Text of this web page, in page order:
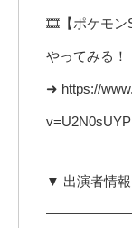
🎞️【ポケモン
やってみる！
➜ https://
▼ 出演者情